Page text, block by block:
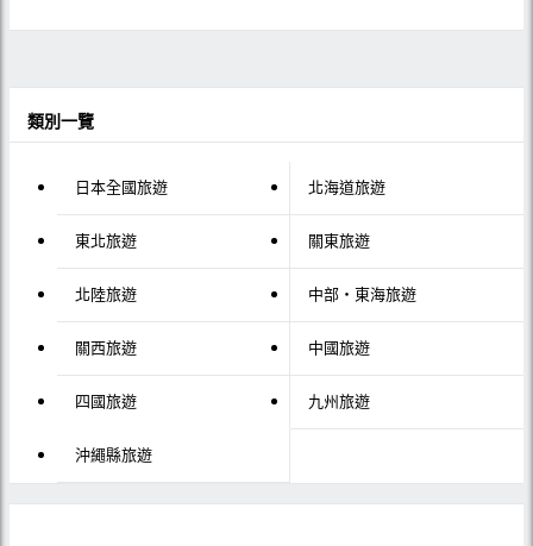
類別一覽
日本全國旅遊 北海道旅遊
東北旅遊 關東旅遊
北陸旅遊 中部・東海旅遊
關西旅遊 中國旅遊
四國旅遊 九州旅遊
沖繩縣旅遊